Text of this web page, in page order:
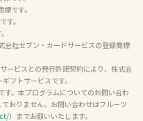
です。
す。
社セブン・カードサービスの登録商標
ービスとの発行許諾契約により、株式会
フトサービスです。
おりません。お問い合わせはフルーツ
）までお願いいたします。